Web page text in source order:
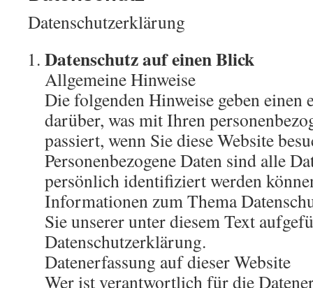
Datenschutzerklärung
Datenschutz auf einen Blick
Allgemeine Hinweise
Die folgenden Hinweise geben einen
darüber, was mit Ihren
passiert, wenn Sie diese Website
Personenbezogene Daten sind alle
persönlich identifiziert werden
Informationen zum Thema
Sie unserer unter diesem Text
Datenschutzerklärung.
Datenerfassung auf dieser Website
Wer ist verantwortlich für die